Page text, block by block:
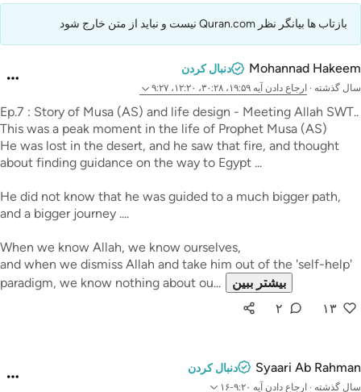
بازتاب ها بیانگر نظر Quran.com نیست و نباید از متن خارج شود
Mohannad Hakeem دنبال کردن
سال گذشته · ارجاع دادن آیه ۱۹:۵۹، ۳۰:۲۸، ۱۲:۲۰، ۹:۲۷
Ep.7 : Story of Musa (AS) and life design - Meeting Allah SWT..
This was a peak moment in the life of Prophet Musa (AS)
He was lost in the desert, and he saw that fire, and thought
about finding guidance on the way to Egypt ...
He did not know that he was guided to a much bigger path,
and a bigger journey ....
When we know Allah, we know ourselves,
and when we dismiss Allah and take him out of the 'self-help'
paradigm, we know nothing about ou...
بیشتر ببین
۱۳
۲
Syaari Ab Rahman دنبال کردن
سال گذشته · ارجاع دادن آیه ۹:۲۰-۱۶